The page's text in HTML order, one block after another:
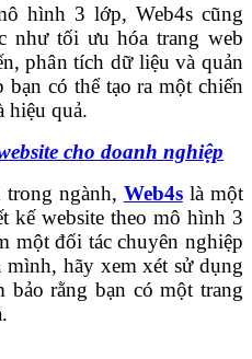
hình 3 lớp, Web4s cũng
như tối ưu hóa trang web
phân tích dữ liệu và quản
có thể tạo ra một chiến
hiệu quả.
cho doanh nghiệp
ngành, Web4slà một
kế website theo mô hình 3
một đối tác chuyên nghiệp
mình, hãy xem xét sử dụng
bảo rằng bạn có một trang